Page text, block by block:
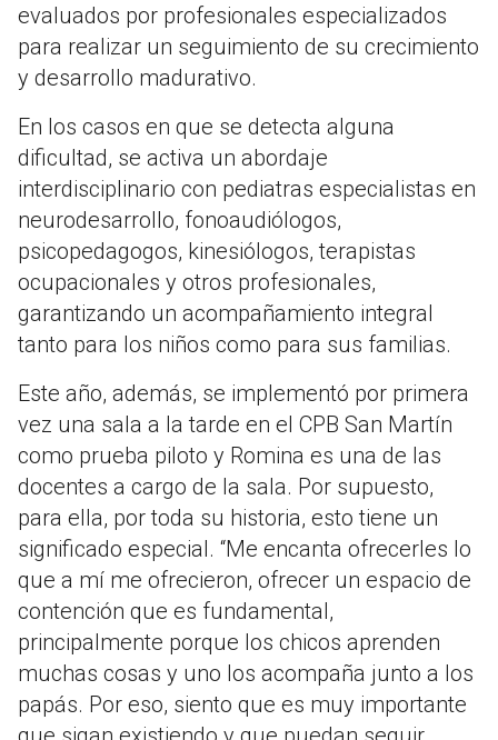
evaluados por profesionales especializados
para realizar un seguimiento de su crecimiento
y desarrollo madurativo.
En los casos en que se detecta alguna
dificultad, se activa un abordaje
interdisciplinario con pediatras especialistas en
neurodesarrollo, fonoaudiólogos,
psicopedagogos, kinesiólogos, terapistas
ocupacionales y otros profesionales,
garantizando un acompañamiento integral
tanto para los niños como para sus familias.
Este año, además, se implementó por primera
vez una sala a la tarde en el CPB San Martín
como prueba piloto y Romina es una de las
docentes a cargo de la sala. Por supuesto,
para ella, por toda su historia, esto tiene un
significado especial. “Me encanta ofrecerles lo
que a mí me ofrecieron, ofrecer un espacio de
contención que es fundamental,
principalmente porque los chicos aprenden
muchas cosas y uno los acompaña junto a los
papás. Por eso, siento que es muy importante